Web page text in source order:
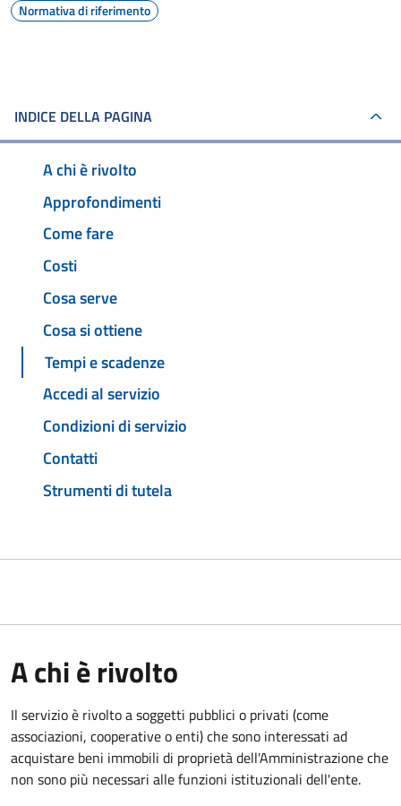
Normativa di riferimento
INDICE DELLA PAGINA
A chi è rivolto
Approfondimenti
Come fare
Costi
Cosa serve
Cosa si ottiene
Tempi e scadenze
Accedi al servizio
Condizioni di servizio
Contatti
Strumenti di tutela
A chi è rivolto
Il servizio è rivolto a soggetti pubblici o privati (come
associazioni, cooperative o enti) che sono interessati ad
acquistare beni immobili di proprietà dell'Amministrazione che
non sono più necessari alle funzioni istituzionali dell'ente.